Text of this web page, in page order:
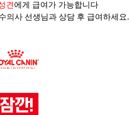
견 에게 급여가 가능합니다
의사 선생님과 상담 후 급여하세요.